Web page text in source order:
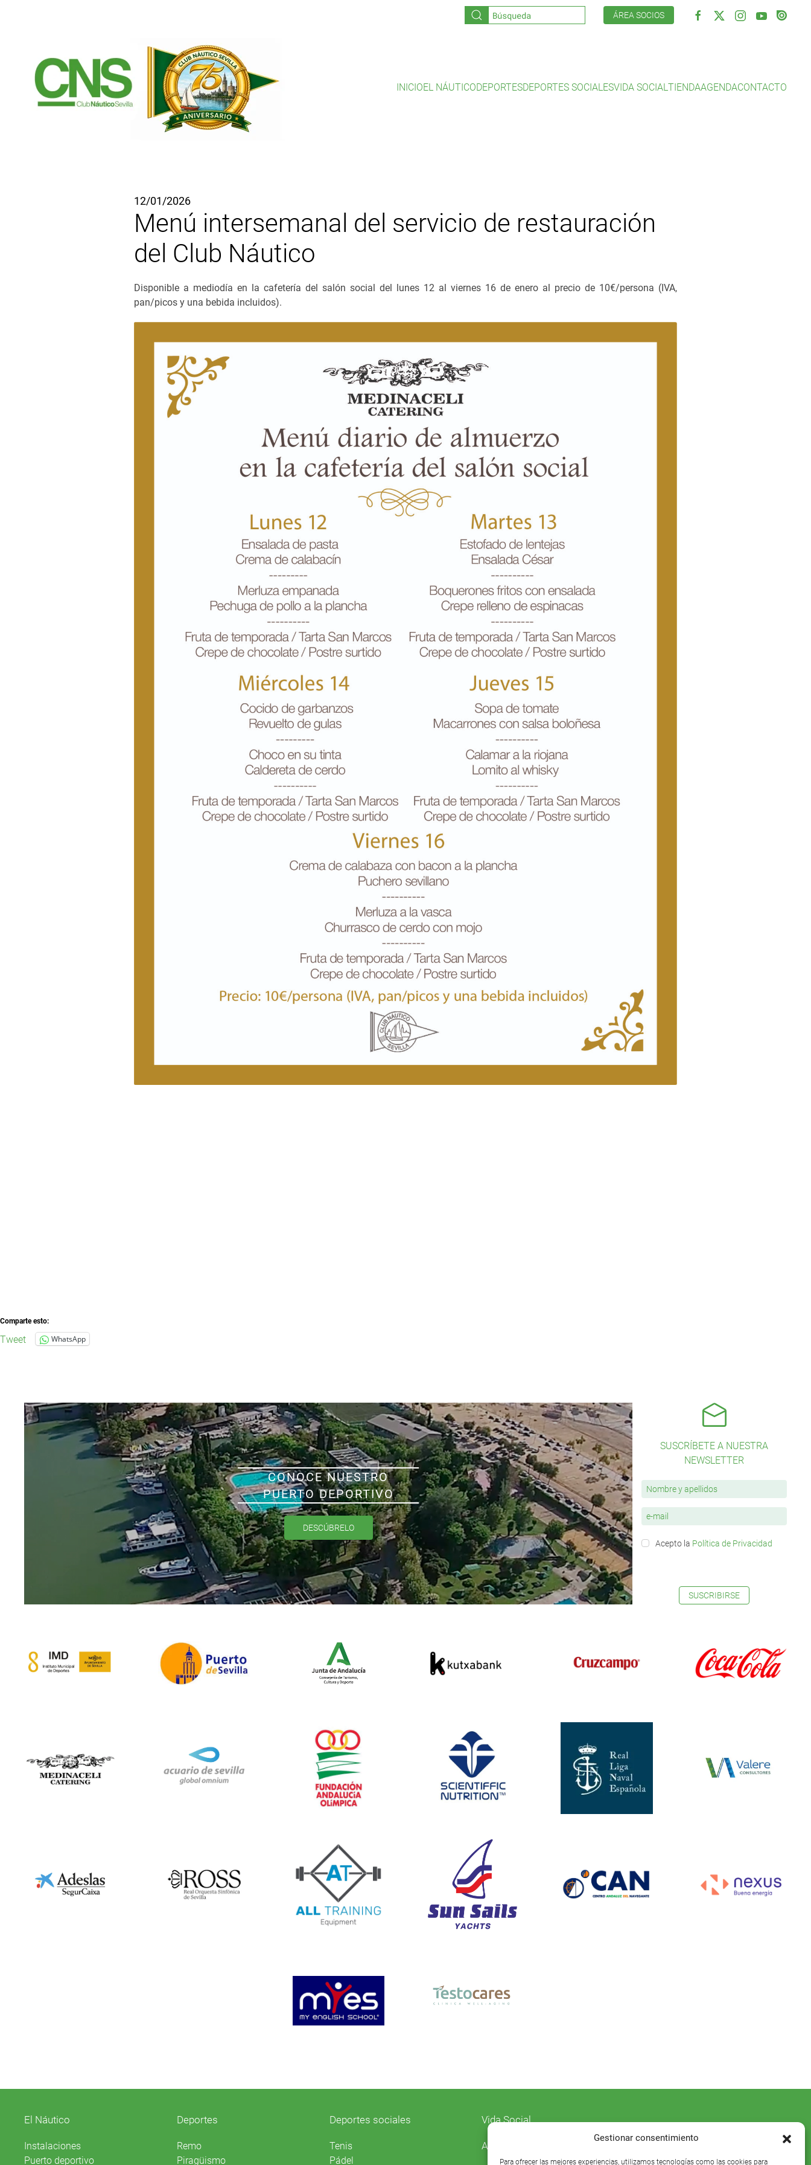
Gestionar consentimiento
Para ofrecer las mejores experiencias, utilizamos tecnologías como las cookies para
ÁREA SOCIOS
INICIOEL NÁUTICODEPORTESDEPORTES SOCIALESVIDA SOCIALTIENDAAGENDACONTACTO
12/01/2026
Menú intersemanal del servicio de restauración
del Club Náutico
Disponible a mediodía en la cafetería del salón social del lunes 12 al viernes 16 de enero al precio de 10€/persona (IVA,
pan/picos y una bebida incluidos).
Comparte esto:
Tweet WhatsApp
CONOCE NUESTRO
PUERTO DEPORTIVO
DESCÚBRELO
SUSCRÍBETE A NUESTRA
NEWSLETTER
Acepto la Política de Privacidad
SUSCRIBIRSE
El Náutico
Instalaciones
Puerto deportivo
Deportes
Remo
Piragüismo
Deportes sociales
Tenis
Pádel
Vida Social
Agenda